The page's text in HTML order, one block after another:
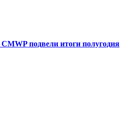
подвели итоги полугодия